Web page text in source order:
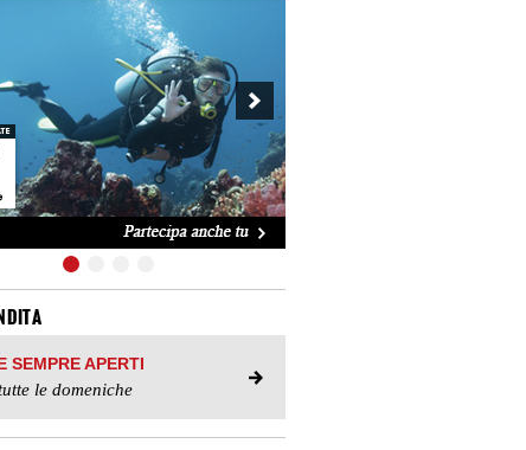
SEMPRE APERTI
le domeniche